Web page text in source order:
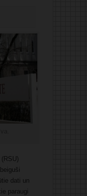
dati un
paraugi